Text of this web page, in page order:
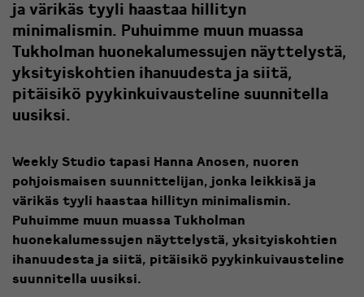
ja värikäs tyyli haastaa hillityn
minimalismin. Puhuimme muun muassa
Tukholman huonekalumessujen näyttelystä,
yksityiskohtien ihanuudesta ja siitä,
pitäisikö pyykinkuivausteline suunnitella
uusiksi.
Weekly Studio tapasi Hanna Anosen, nuoren
pohjoismaisen suunnittelijan, jonka leikkisä ja
värikäs tyyli haastaa hillityn minimalismin.
Puhuimme muun muassa Tukholman
huonekalumessujen näyttelystä, yksityiskohtien
ihanuudesta ja siitä, pitäisikö pyykinkuivausteline
suunnitella uusiksi.